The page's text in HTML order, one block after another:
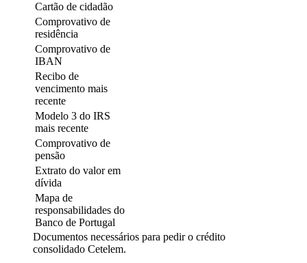
Cartão de cidadão
Comprovativo de
residência
Comprovativo de
IBAN
Recibo de
vencimento mais
recente
Modelo 3 do IRS
mais recente
Comprovativo de
pensão
Extrato do valor em
dívida
Mapa de
responsabilidades do
Banco de Portugal
Documentos necessários para pedir o crédito
consolidado Cetelem.